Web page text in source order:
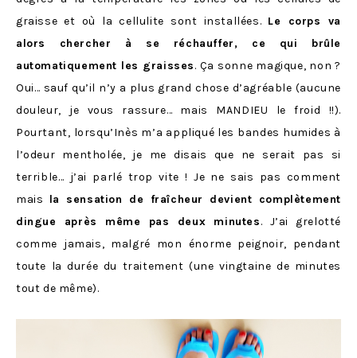
graisse et où la cellulite sont installées. Le corps va
alors chercher à se réchauffer, ce qui brûle
automatiquement les graisses. Ça sonne magique, non ?
Oui… sauf qu’il n’y a plus grand chose d’agréable (aucune
douleur, je vous rassure… mais MANDIEU le froid !!).
Pourtant, lorsqu’Inès m’a appliqué les bandes humides à
l’odeur mentholée, je me disais que ne serait pas si
terrible… j’ai parlé trop vite ! Je ne sais pas comment
mais la sensation de fraîcheur devient complètement
dingue après même pas deux minutes. J’ai grelotté
comme jamais, malgré mon énorme peignoir, pendant
toute la durée du traitement (une vingtaine de minutes
tout de même).